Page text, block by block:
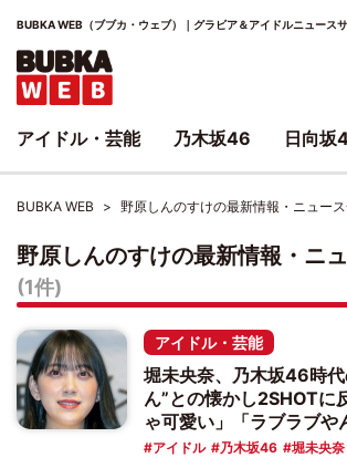
BUBKA WEB（ブブカ・ウェブ）｜グラビア＆アイドルニュース
BUBKA WEB 野原しんのすけの最新情報・ニュー
野原しんのすけの最新情報・ニ
(1件)
アイドル・芸能
堀未央奈、乃木坂46時代
ん”との懐かし2SHOTに
ゃ可愛い」「ラブラブや
アイドル 乃木坂46 堀未央奈
アイドル・芸能 乃木坂46 日向坂